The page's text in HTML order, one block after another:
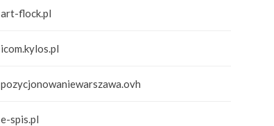
art-flock.pl
icom.kylos.pl
pozycjonowaniewarszawa.ovh
e-spis.pl